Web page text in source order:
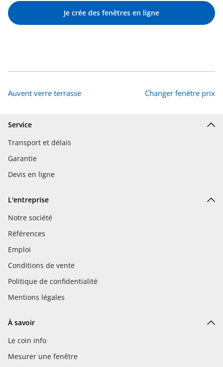
Je crée des fenêtres en ligne
Auvent verre terrasse Changer fenêtre prix
Service
Transport et délais
Garantie
Devis en ligne
L'entreprise
Notre société
Références
Emploi
Conditions de vente
Politique de confidentialité
Mentions légales
À savoir
Le coin info
Mesurer une fenêtre